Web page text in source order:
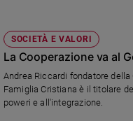
del
giorno
Società
e
valori
SOCIETÀ E VALORI
La Cooperazione va al
Andrea Riccardi fondatore
Famiglia Cristiana è il titolare
poweri e all'integrazione.